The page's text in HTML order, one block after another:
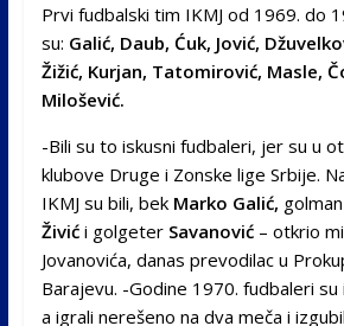
Prvi fudbalski tim IKMJ od 1969. do
su: Galić, Daub, Ćuk, Jović,
Žižić, Kurjan, Tatomirović, Masle,
Milošević.
-Bili su to iskusni fudbaleri, jer su u
klubove Druge i Zonske lige Srbije.
IKMJ su bili, bek Marko Galić, golman
Živići golgeter Savanović– otkrio
Jovanovića, danas prevodilac u
Barajevu. -Godine 1970. fudbaleri su
a igrali nerešeno na dva meča i